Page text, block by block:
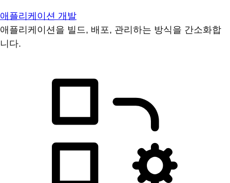
애플리케이션 개발
애플리케이션을 빌드, 배포, 관리하는 방식을 간소화합
니다.